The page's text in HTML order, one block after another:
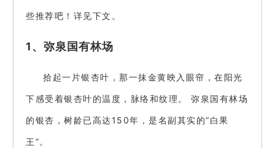
些推荐吧！详见下文。
1、弥泉国有林场
拾起一片银杏叶，那一抹金黄映入眼帘，在阳光
下感受着银杏叶的温度，脉络和纹理。 弥泉国有林场
的银杏，树龄已高达150年，是名副其实的“白果
王”。